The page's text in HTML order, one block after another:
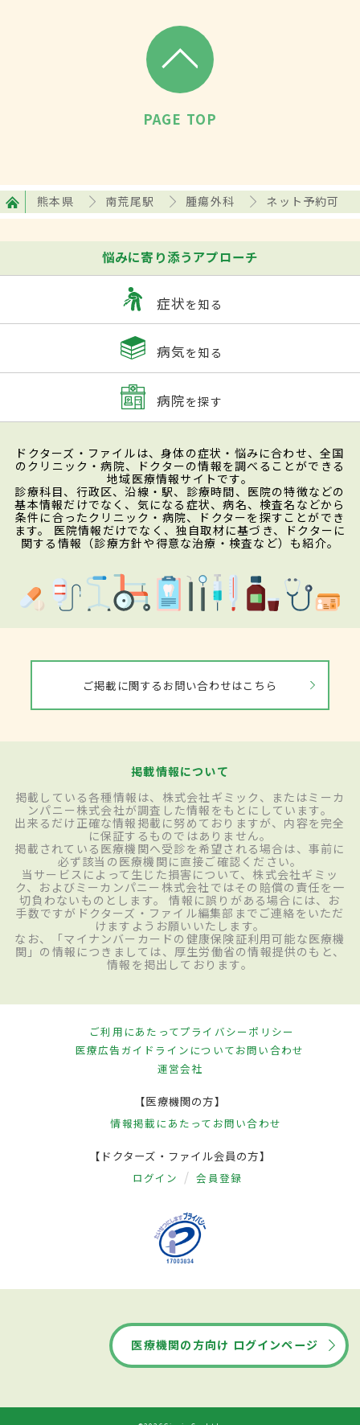
PAGE TOP
熊本県 南荒尾駅 腫瘍外科 ネット予約可
悩みに寄り添うアプローチ
症状を知る
病気を知る
病院を探す
ドクターズ・ファイルは、身体の症状・悩みに合わせ、全国
のクリニック・病院、ドクターの情報を調べることができる
地域医療情報サイトです。
診療科目、行政区、沿線・駅、診療時間、医院の特徴などの
基本情報だけでなく、気になる症状、病名、検査名などから
条件に合ったクリニック・病院、ドクターを探すことができ
ます。 医院情報だけでなく、独自取材に基づき、ドクターに
関する情報（診療方針や得意な治療・検査など）も紹介。
ご掲載に関するお問い合わせはこちら
掲載情報について
掲載している各種情報は、株式会社ギミック、またはミーカ
ンパニー株式会社が調査した情報をもとにしています。
出来るだけ正確な情報掲載に努めておりますが、内容を完全
に保証するものではありません。
掲載されている医療機関へ受診を希望される場合は、事前に
必ず該当の医療機関に直接ご確認ください。
当サービスによって生じた損害について、株式会社ギミッ
ク、およびミーカンパニー株式会社ではその賠償の責任を一
切負わないものとします。 情報に誤りがある場合には、お
手数ですがドクターズ・ファイル編集部までご連絡をいただ
けますようお願いいたします。
なお、「マイナンバーカードの健康保険証利用可能な医療機
関」の情報につきましては、厚生労働省の情報提供のもと、
情報を掲出しております。
ご利用にあたってプライバシーポリシー
医療広告ガイドラインについてお問い合わせ
運営会社
【医療機関の方】
情報掲載にあたって お問い合わせ
【ドクターズ・ファイル会員の方】
ログイン 会員登録
医療機関の方向け ログインページ